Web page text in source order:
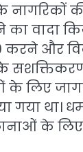
नागरिकों
का वादा
करने और
के लिए
गया
के लिए